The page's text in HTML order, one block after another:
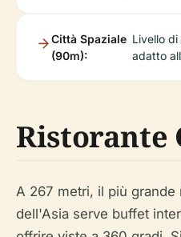
Città Spaziale
(90m):
Livello
adatto
Ristorante
A 267 metri, il più
dell'Asia serve buffet